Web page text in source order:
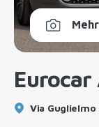
Eurocar
Via Guglielmo